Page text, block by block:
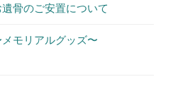
骨のご安置について
モリアルグッズ〜